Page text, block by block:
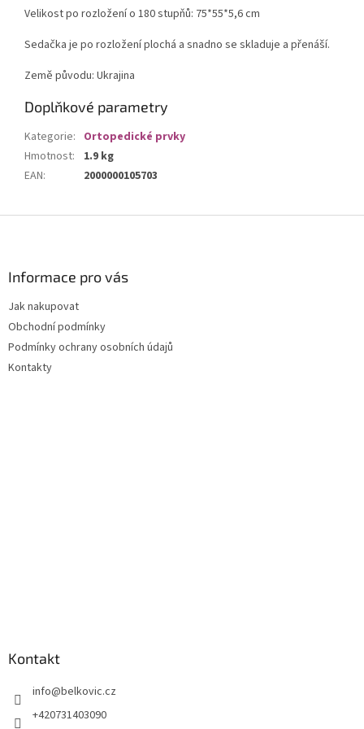
Velikost po rozložení o 180 stupňů: 75*55*5,6 cm
Sedačka je po rozložení plochá a snadno se skladuje a přenáší.
Země původu: Ukrajina
Doplňkové parametry
Kategorie: Ortopedické prvky
Hmotnost:
1.9 kg
EAN: 2000000105703
Informace pro vás
Jak nakupovat
Obchodní podmínky
Podmínky ochrany osobních údajů
Kontakty
Kontakt
info@belkovic.cz
+420731403090